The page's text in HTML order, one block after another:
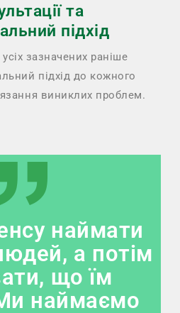
та
підхід
зазначених раніше
підхід до кожного
виниклих проблем.
наймати
а потім
що їм
наймаємо